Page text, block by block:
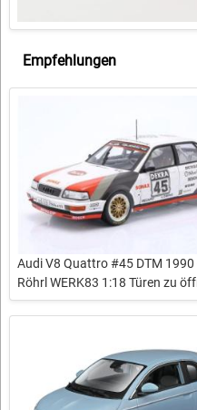
Empfehlungen
Audi V8 Quattro #45 DTM 1990
Röhrl WERK83 1:18 Türen zu